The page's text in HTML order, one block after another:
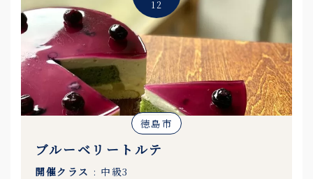
12
徳島市
ブルーベリートルテ
開催クラス : 中級3